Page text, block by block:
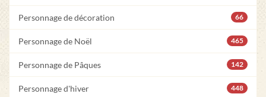
Personnage de décoration 66
Personnage de Noël 465
Personnage de Pâques 142
Personnage d'hiver 448